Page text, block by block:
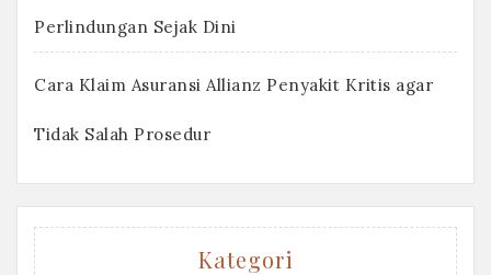
Perlindungan Sejak Dini
Cara Klaim Asuransi Allianz Penyakit Kritis agar
Tidak Salah Prosedur
Kategori